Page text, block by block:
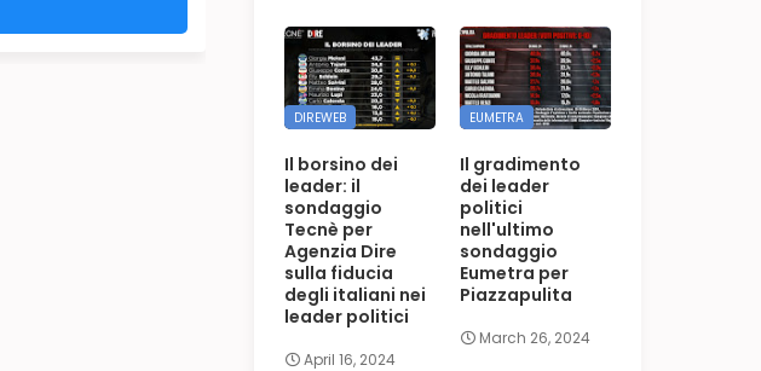
DIREWEB
Il borsino dei
leader: il
sondaggio
Tecnè per
Agenzia Dire
sulla fiducia
degli italiani nei
leader politici
April 16, 2024
EUMETRA
Il gradimento
dei leader
politici
nell'ultimo
sondaggio
Eumetra per
Piazzapulita
March 26, 2024